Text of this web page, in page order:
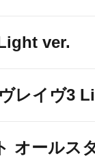
ver.
レイヴ3
オールス